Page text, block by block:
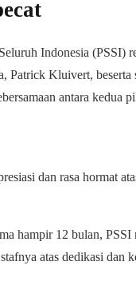
Indonesia (PSSI)
Patrick Kluivert, beserta
antara kedua
dan rasa hormat
hampir 12 bulan,
atas dedikasi dan